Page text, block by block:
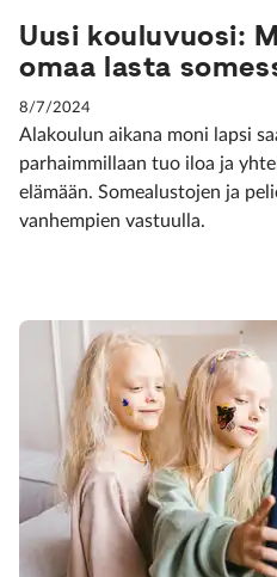
Uusi kouluvuosi:
omaa lasta
8/7/2024
Alakoulun aikana moni lapsi
parhaimmillaan tuo iloa ja
elämään. Somealustojen ja
vanhempien vastuulla.